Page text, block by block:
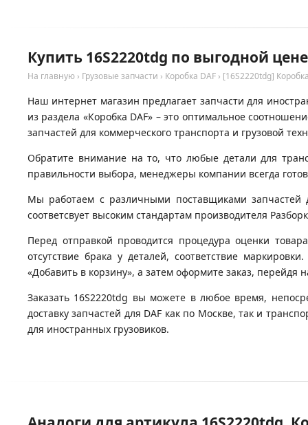
Купить 16S2220tdg по выгодной
На главную › Грузовые запчасти › Коробка DAF › [16S2220tdg]
Наш интернет магазин предлагает запчасти для
из раздела «Коробка DAF» – это оптимальное
запчастей для коммерческого транспорта и грузовой
Обратите внимание на то, что любые детали для
правильности выбора, менеджеры компании всегда
Мы работаем с различными поставщиками запчастей
соответсвует высоким стандартам производителя
Перед отправкой проводится процедура оценки
отсутствие брака у деталей, соответствие
«Добавить в корзину», а затем оформите заказ, перейдя
Заказать 16S2220tdg вы можете в любое время,
доставку запчастей для DAF как по Москве, так и
для иностранных грузовиков.